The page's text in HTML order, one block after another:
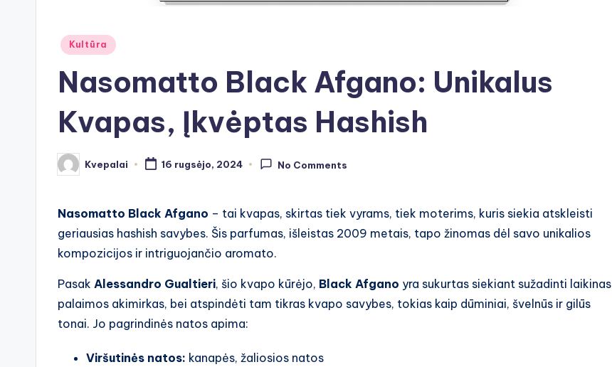
Posted
Kultūra
Nasomatto Black Afgano: Unikalus
Kvapas, Įkvėptas Hashish
Posted
by
Kvepalai 16 rugsėjo, 2024 No Comments
Nasomatto Black Afgano – tai kvapas, skirtas tiek vyrams, tiek moterims, kuris siekia atskleisti
geriausias hashish savybes. Šis parfumas, išleistas 2009 metais, tapo žinomas dėl savo unikalios
kompozicijos ir intriguojančio aromato.
Pasak Alessandro Gualtieri, šio kvapo kūrėjo, Black Afgano yra sukurtas siekiant sužadinti laikinas
palaimos akimirkas, bei atspindėti tam tikras kvapo savybes, tokias kaip dūminiai, švelnūs ir gilūs
tonai. Jo pagrindinės natos apima:
Viršutinės natos: kanapės, žaliosios natos